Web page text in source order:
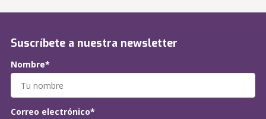
Suscríbete a nuestra newsletter
Nombre*
Correo electrónico*